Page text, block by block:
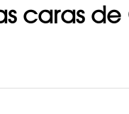
caras de